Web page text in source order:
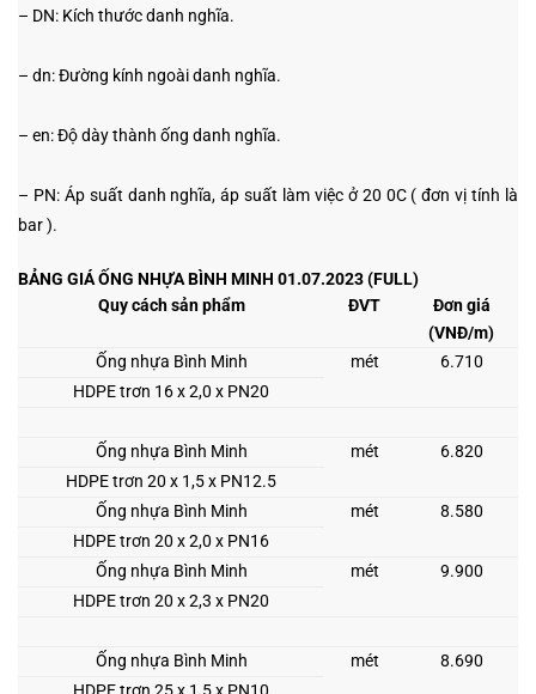
– DN: Kích thước danh nghĩa.
– dn: Đường kính ngoài danh nghĩa.
– en: Độ dày thành ống danh nghĩa.
– PN: Áp suất danh nghĩa, áp suất làm việc ở 20 0C ( đơn vị tính là
bar ).
BẢNG GIÁ ỐNG NHỰA BÌNH MINH 01.07.2023 (FULL)
Quy cách sản phẩm
ĐVT
Đơn giá
(VNĐ/m)
Ống nhựa Bình Minh
mét
6.710
HDPE trơn 16 x 2,0 x PN20
Ống nhựa Bình Minh mét
6.820
HDPE trơn 20 x 1,5 x PN12.5
Ống nhựa Bình Minh
mét
8.580
HDPE trơn 20 x 2,0 x PN16
Ống nhựa Bình Minh
mét
9.900
HDPE trơn 20 x 2,3 x PN20
Ống nhựa Bình Minh mét
8.690